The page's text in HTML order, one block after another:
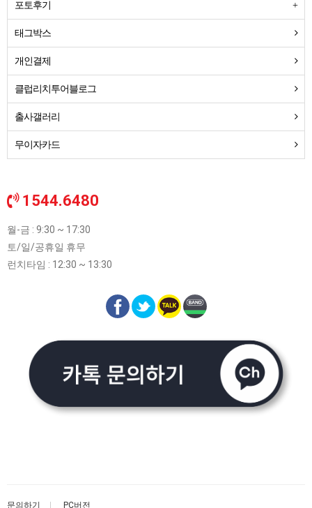
포토후기
태그박스
개인결제
클럽리치투어블로그
출사갤러리
무이자카드
1544.6480
월-금 : 9:30 ~ 17:30
토/일/공휴일 휴무
런치타임 : 12:30 ~ 13:30
문의하기 PC버전